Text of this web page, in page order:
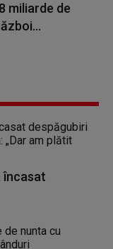
miliarde de
încasat